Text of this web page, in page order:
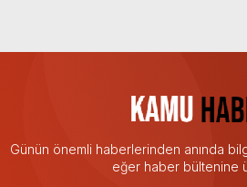
Günün önemli haberlerinden anında
eğer haber bültenine